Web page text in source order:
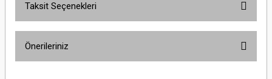
Taksit Seçenekleri
Önerileriniz